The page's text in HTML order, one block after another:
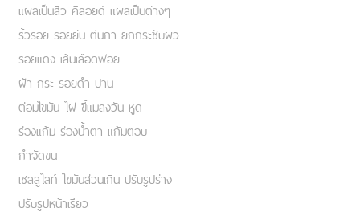
แผลเป็นสิว คีลอยด์ แผลเป็นต่างๆ
ริ้วรอย รอยย่น ตีนกา ยกกระชับผิว
รอยแดง เส้นเลือดฟอย
ฝ้า กระ รอยดำ ปาน
ต่อมไขมัน ไฝ ขี้แมลงวัน หูด
ร่องแก้ม ร่องน้ำตา แก้มตอบ
กำจัดขน
เชลลูไลท์ ไขมันส่วนเกิน ปรับรูปร่าง
ปรับรูปหน้าเรียว